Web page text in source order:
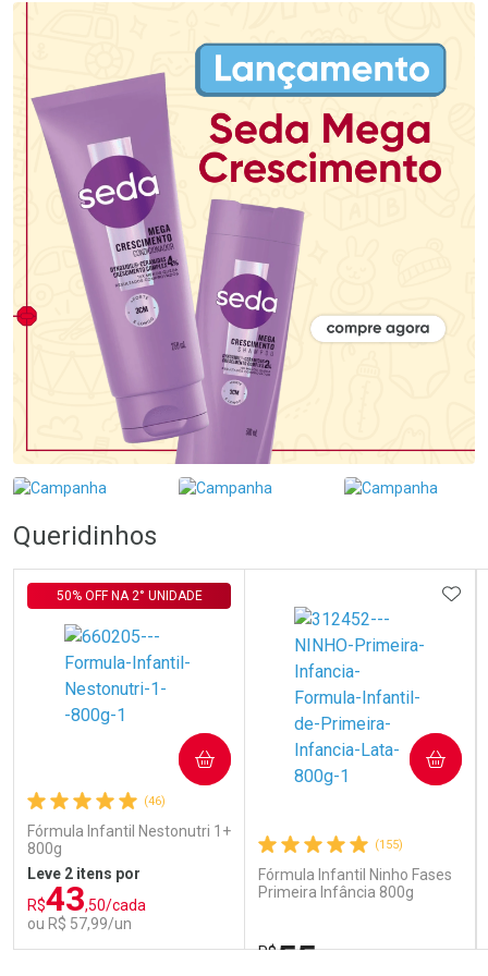
Queridinhos
(46)
Fórmula Infantil Nestonutri 1+
800g
50% OFF NA 2° UNIDADE
Leve 2 itens por
R$43,50/cada
ou R$ 57,99/un
COMPRAR
(155)
Fórmula Infantil Ninho Fases
Primeira Infância 800g
R$55
COMPRAR